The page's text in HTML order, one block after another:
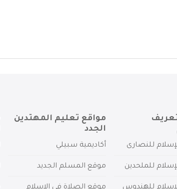
للنصارى
للملحدين
مواقع تعليم المهتدين
الجدد
أكاديمية سبيلي
موقع المسلم الجديد